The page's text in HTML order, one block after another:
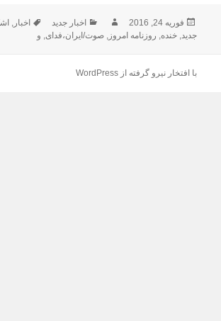
ارسال
شده
فوریه 24, 2016 نویسندهدسته‌ها
اخبار جدید اخبار,
جدید,خنده, روزنامه امروز,صوت/ایران،فدای, و
با افتخار نیرو گرفته از WordPress